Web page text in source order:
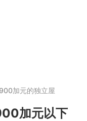
加元的独立屋
加元以下